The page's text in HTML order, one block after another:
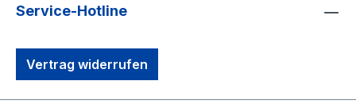
Service-Hotline
Vertrag widerrufen